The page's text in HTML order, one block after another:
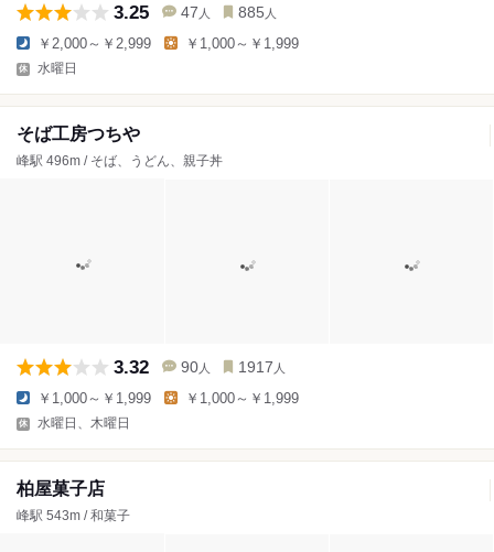
3.25 47 人 885 人
￥2,000～￥2,999 ￥1,000～￥1,999
水曜日
そば工房つちや
峰駅 496m / そば、うどん、親子丼
3.32 90 人 1917 人
￥1,000～￥1,999 ￥1,000～￥1,999
水曜日、木曜日
柏屋菓子店
峰駅 543m / 和菓子